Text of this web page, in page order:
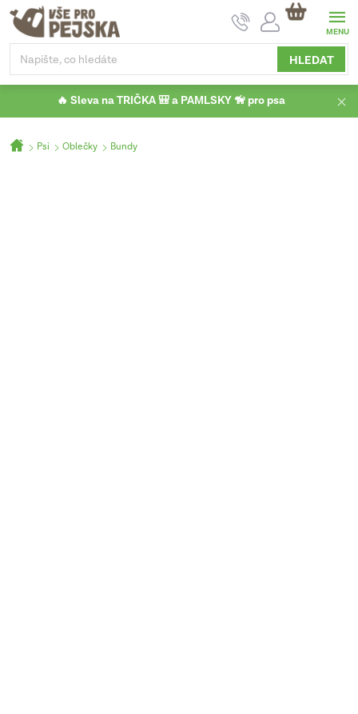
Přejít
obsah
HLEDAT
NÁKUPNÍ
KOŠÍK
🔥 Sleva na TRIČKA 🎒 a PAMLSKY 🦮 pro psa
Domů
Psi Oblečky Bundy